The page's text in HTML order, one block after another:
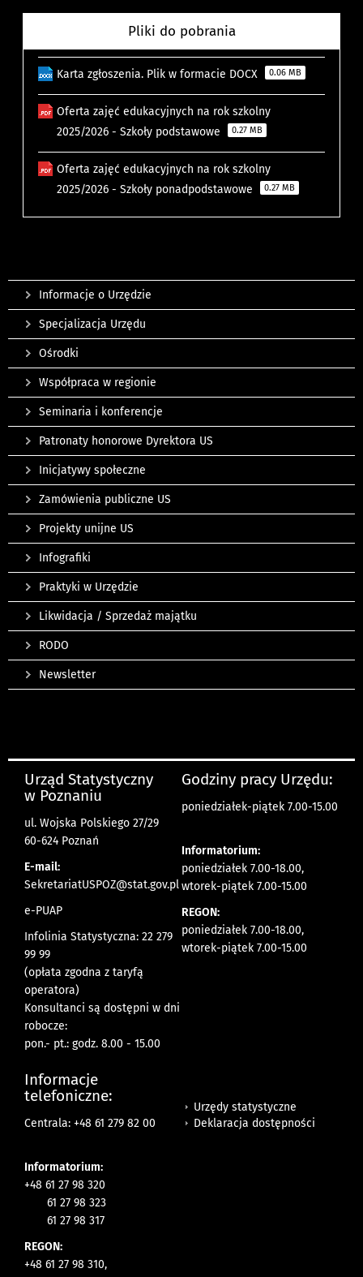
Pliki do pobrania
Karta zgłoszenia. Plik w formacie DOCX 0.06 MB
Oferta zajęć edukacyjnych na rok szkolny
2025/2026 - Szkoły podstawowe
0.27 MB
Oferta zajęć edukacyjnych na rok szkolny
2025/2026 - Szkoły ponadpodstawowe
0.27 MB
Informacje o Urzędzie
Specjalizacja Urzędu
Ośrodki
Współpraca w regionie
Seminaria i konferencje
Patronaty honorowe Dyrektora US
Inicjatywy społeczne
Zamówienia publiczne US
Projekty unijne US
Infografiki
Praktyki w Urzędzie
Likwidacja / Sprzedaż majątku
RODO
Newsletter
Urząd Statystyczny
w Poznaniu
ul. Wojska Polskiego 27/29
60-624 Poznań
E-mail:
SekretariatUSPOZ@stat.gov.pl
e-PUAP
Infolinia Statystyczna: 22 279
99 99
(opłata zgodna z taryfą
operatora)
Konsultanci są dostępni w dni
robocze:
pon.- pt.: godz. 8.00 - 15.00
Godziny pracy Urzędu:
poniedziałek-piątek 7.00-15.00
Informatorium:
poniedziałek 7.00-18.00,
wtorek-piątek 7.00-15.00
REGON:
poniedziałek 7.00-18.00,
wtorek-piątek 7.00-15.00
Informacje
telefoniczne:
Centrala: +48 61 279 82 00
Informatorium:
+48 61 27 98 320
61 27 98 323
61 27 98 317
REGON:
+48 61 27 98 310,
Urzędy statystyczne
Deklaracja dostępności